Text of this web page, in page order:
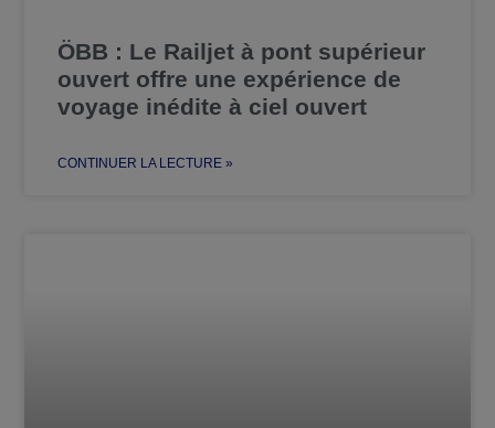
ÖBB : Le Railjet à pont supérieur
ouvert offre une expérience de
voyage inédite à ciel ouvert
CONTINUER LA LECTURE »